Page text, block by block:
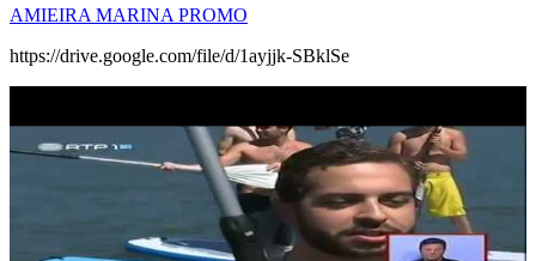
AMIEIRA MARINA PROMO
https://drive.google.com/file/d/1ayjjk-SBklSe